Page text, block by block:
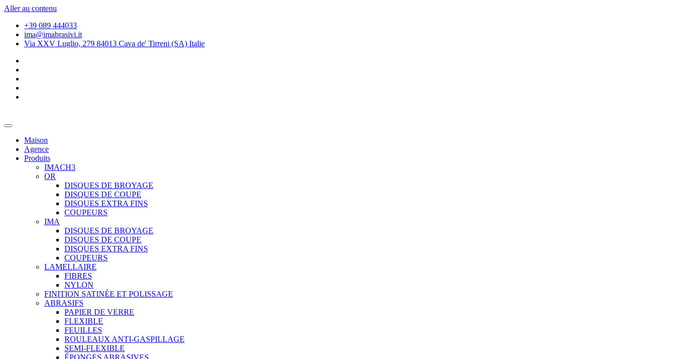
Aller au contenu
+39 089 444033
ima@imabrasivi.it
Via XXV Luglio, 279 84013 Cava de' Tirreni (SA) Italie
Maison
Agence
Produits
IMACH3
OR
DISQUES DE BROYAGE
DISQUES DE COUPE
DISQUES EXTRA FINS
COUPEURS
IMA
DISQUES DE BROYAGE
DISQUES DE COUPE
DISQUES EXTRA FINS
COUPEURS
LAMELLAIRE
FIBRES
NYLON
FINITION SATINÉE ET POLISSAGE
ABRASIFS
PAPIER DE VERRE
FLEXIBLE
FEUILLES
ROULEAUX ANTI-GASPILLAGE
SEMI-FLEXIBLE
ÉPONGES ABRASIVES